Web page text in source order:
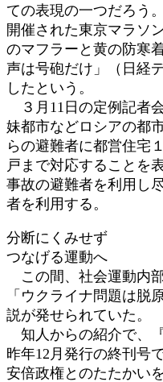
ての表現の一つだろう
開催された東京マラソ
のマフラーと黄の防寒
声は号砲だけ」（日経
したという。
３月11日の定例記者
妹都市などロシアの都
らの避難者に都営住宅
戸まで対応することを
事故の避難者を利用し
者を利用する。
分断にくみせず
つなげる運動へ
この間、社会運動内
「ウクライナ問題は脱
説が発せられていた。
知人からの紹介で、
昨年12月発行の終刊号
安倍政権とのたたかい